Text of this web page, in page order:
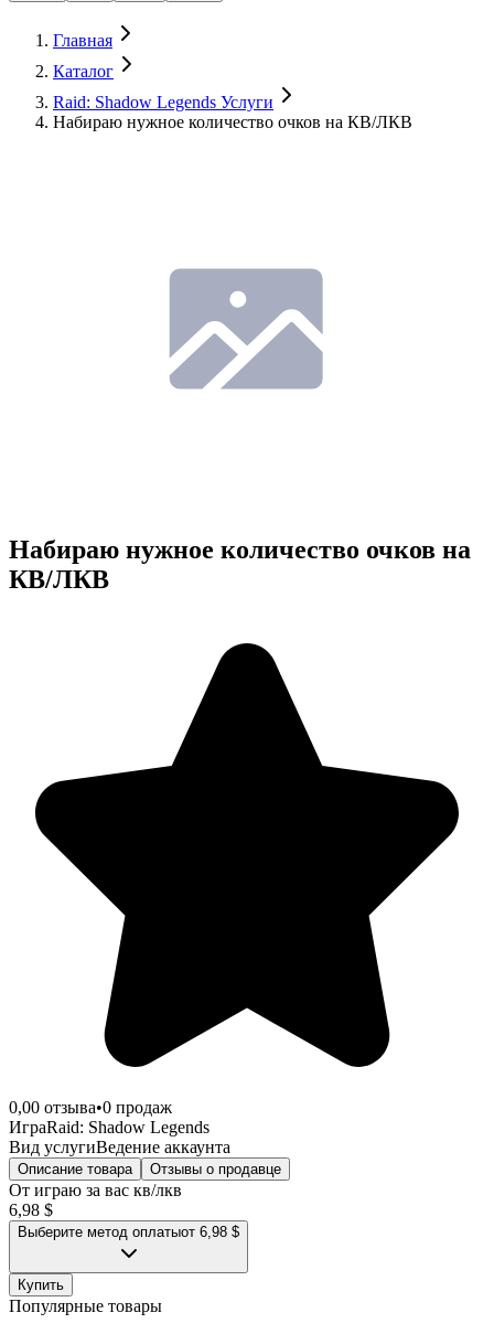
Главная
Каталог
Raid: Shadow Legends Услуги
Набираю нужное количество очков на КВ/ЛКВ
Набираю нужное количество очков на
КВ/ЛКВ
0,00 отзыва•0 продаж
ИграRaid: Shadow Legends
Вид услугиВедение аккаунта
Описание товара Отзывы о продавце
От играю за вас кв/лкв
6,98 $
Выберите метод оплатыот 6,98 $
Купить
Популярные товары